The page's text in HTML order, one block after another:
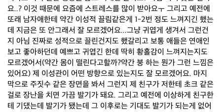
요..? 이것 때문에 요즘에 스트레스를 많이 받아요ㅜ 그리고 예전에
또래 남자애한테 약간 이성적 끌림같은게 1-2번 정도 느껴지긴 했는
데 지금은 또 안그래서 잘 모르겠어요...그냥 귀엽게 생겨서 그런건
지 아님 진짜로 성적으로 끌린건지도 했갈리고 보통 애들은 연애인
보고 좋아하던데 예쁘고 귀엽긴 한데 딱히 황홀감이 느껴지는지도
모르겠어서(약간 몸이 떨린다고할까?약간 붕 하는 뭔가 그런 느낌은
있어요) 제 이성관이 어떤 방향으로 있는지도 잘 모르겠어요. 마지
막으로 주짓수 같은 장면을 봐서 그런지 제 친구가 저한테 초크 같은
걸로 장난을 치면 가끔 발기가 돼요. 그리고 예전에 이상하게 친구한
테 기댔는데 발기가 됐는데 그 이후로는 기대도 발기가 되는게 없어